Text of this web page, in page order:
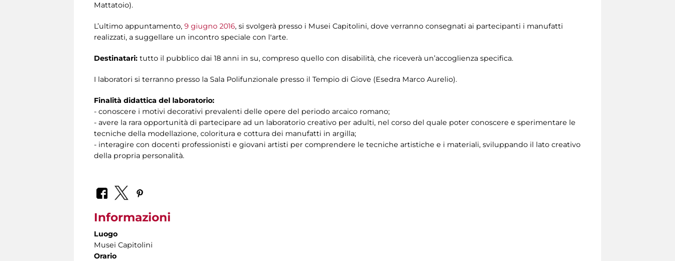
Mattatoio).
L’ultimo appuntamento, 9 giugno 2016, si svolgerà presso i Musei Capitolini, dove verranno consegnati ai partecipanti i manufatti
realizzati, a suggellare un incontro speciale con l'arte.
Destinatari: tutto il pubblico dai 18 anni in su, compreso quello con disabilità, che riceverà un’accoglienza specifica.
I laboratori si terranno presso la Sala Polifunzionale presso il Tempio di Giove (Esedra Marco Aurelio).
Finalità didattica del laboratorio:
- conoscere i motivi decorativi prevalenti delle opere del periodo arcaico romano;
- avere la rara opportunità di partecipare ad un laboratorio creativo per adulti, nel corso del quale poter conoscere e sperimentare le
tecniche della modellazione, coloritura e cottura dei manufatti in argilla;
- interagire con docenti professionisti e giovani artisti per comprendere le tecniche artistiche e i materiali, sviluppando il lato creativo
della propria personalità.
Informazioni
Luogo
Musei Capitolini
Orario